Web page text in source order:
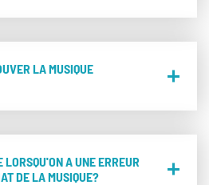
LA MUSIQUE
LORSQU'ON A UNE ERREUR
DE LA MUSIQUE?